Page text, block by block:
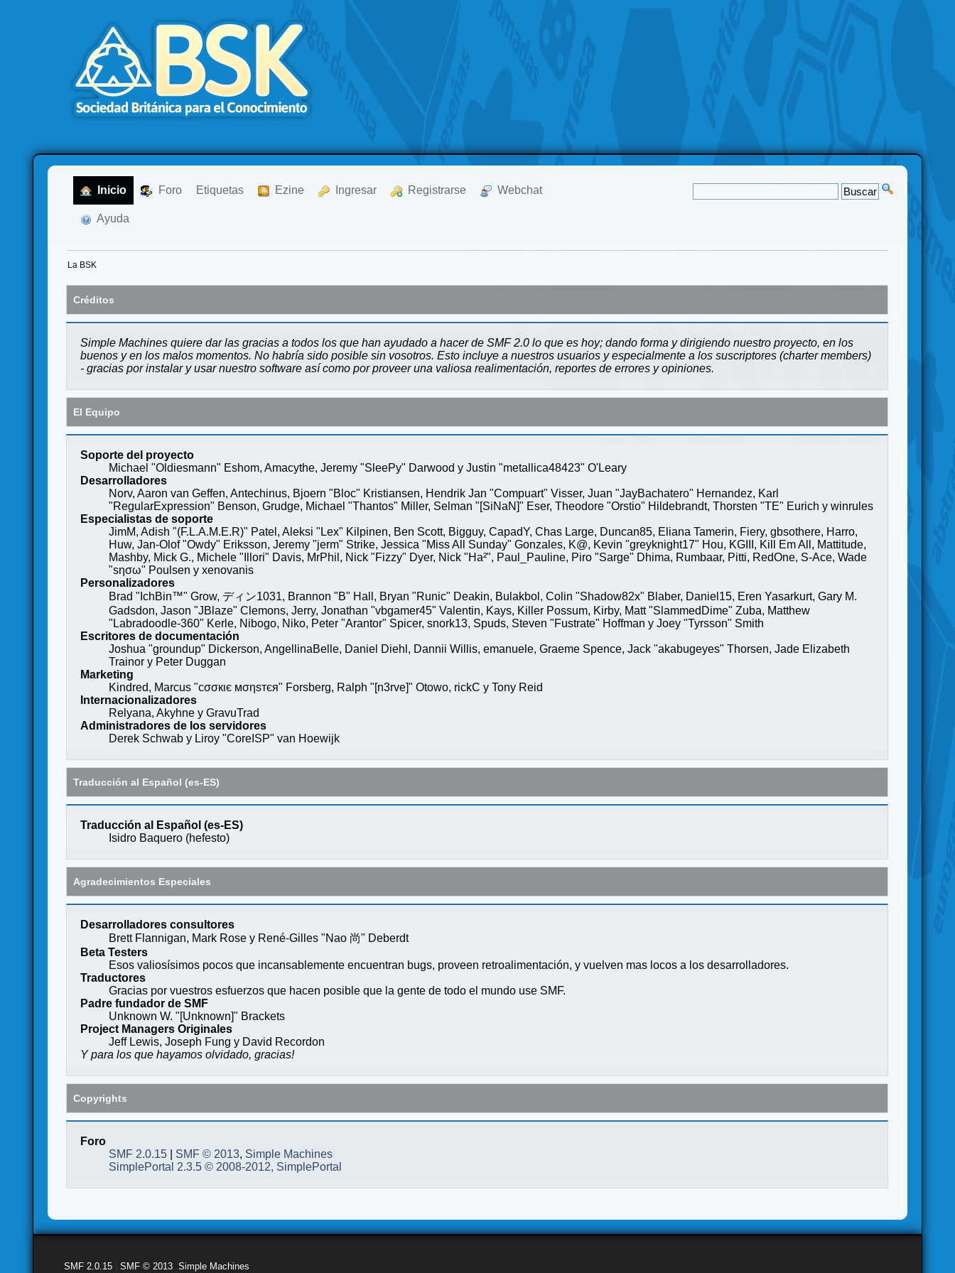
Inicio Foro Etiquetas Ezine Ingresar Registrarse Webchat
Ayuda
La BSK
Créditos
Simple Machines quiere dar las gracias a todos los que han ayudado a hacer de SMF 2.0 lo que es hoy; dando forma y dirigiendo nuestro proyecto, en los
buenos y en los malos momentos. No habría sido posible sin vosotros. Esto incluye a nuestros usuarios y especialmente a los suscriptores (charter members)
- gracias por instalar y usar nuestro software así como por proveer una valiosa realimentación, reportes de errores y opiniones.
El Equipo
Soporte del proyecto
Michael "Oldiesmann" Eshom, Amacythe, Jeremy "SleePy" Darwood y Justin "metallica48423" O'Leary
Desarrolladores
Norv, Aaron van Geffen, Antechinus, Bjoern "Bloc" Kristiansen, Hendrik Jan "Compuart" Visser, Juan "JayBachatero" Hernandez, Karl
"RegularExpression" Benson, Grudge, Michael "Thantos" Miller, Selman "[SiNaN]" Eser, Theodore "Orstio" Hildebrandt, Thorsten "TE" Eurich y winrules
Especialistas de soporte
JimM, Adish "(F.L.A.M.E.R)" Patel, Aleksi "Lex" Kilpinen, Ben Scott, Bigguy, CapadY, Chas Large, Duncan85, Eliana Tamerin, Fiery, gbsothere, Harro,
Huw, Jan-Olof "Owdy" Eriksson, Jeremy "jerm" Strike, Jessica "Miss All Sunday" Gonzales, K@, Kevin "greyknight17" Hou, KGIII, Kill Em All, Mattitude,
Mashby, Mick G., Michele "Illori" Davis, MrPhil, Nick "Fizzy" Dyer, Nick "Ha²", Paul_Pauline, Piro "Sarge" Dhima, Rumbaar, Pitti, RedOne, S-Ace, Wade
"sησω" Poulsen y xenovanis
Personalizadores
Brad "IchBin™" Grow, ディン1031, Brannon "B" Hall, Bryan "Runic" Deakin, Bulakbol, Colin "Shadow82x" Blaber, Daniel15, Eren Yasarkurt, Gary M.
Gadsdon, Jason "JBlaze" Clemons, Jerry, Jonathan "vbgamer45" Valentin, Kays, Killer Possum, Kirby, Matt "SlammedDime" Zuba, Matthew
"Labradoodle-360" Kerle, Nibogo, Niko, Peter "Arantor" Spicer, snork13, Spuds, Steven "Fustrate" Hoffman y Joey "Tyrsson" Smith
Escritores de documentación
Joshua "groundup" Dickerson, AngellinaBelle, Daniel Diehl, Dannii Willis, emanuele, Graeme Spence, Jack "akabugeyes" Thorsen, Jade Elizabeth
Trainor y Peter Duggan
Marketing
Kindred, Marcus "cσσкιє мσηѕтєя" Forsberg, Ralph "[n3rve]" Otowo, rickC y Tony Reid
Internacionalizadores
Relyana, Akyhne y GravuTrad
Administradores de los servidores
Derek Schwab y Liroy "CoreISP" van Hoewijk
Traducción al Español (es-ES)
Traducción al Español (es-ES)
Isidro Baquero (hefesto)
Agradecimientos Especiales
Desarrolladores consultores
Brett Flannigan, Mark Rose y René-Gilles "Nao 尚" Deberdt
Beta Testers
Esos valiosísimos pocos que incansablemente encuentran bugs, proveen retroalimentación, y vuelven mas locos a los desarrolladores.
Traductores
Gracias por vuestros esfuerzos que hacen posible que la gente de todo el mundo use SMF.
Padre fundador de SMF
Unknown W. "[Unknown]" Brackets
Project Managers Originales
Jeff Lewis, Joseph Fung y David Recordon
Y para los que hayamos olvidado, gracias!
Copyrights
Foro
SMF 2.0.15
SMF © 2013, Simple Machines
SimplePortal 2.3.5 © 2008-2012, SimplePortal
SMF 2.0.15 |SMF © 2013 ,Simple Machines